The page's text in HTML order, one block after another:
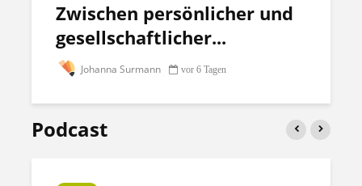
Zwischen persönlicher und
gesellschaftlicher...
Johanna Surmann vor 6 Tagen
Podcast